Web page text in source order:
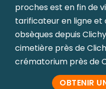
proches est en fin de
tarificateur en ligne et
obsèques depuis
cimetière près de
crématorium près de
OBTENIR